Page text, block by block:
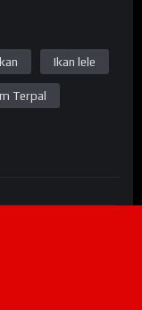
Ikan lele
Terpal